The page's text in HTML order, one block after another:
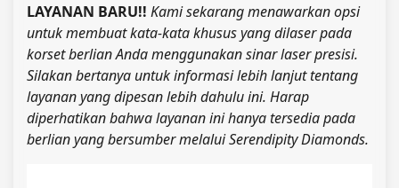
LAYANAN BARU!! Kami sekarang menawarkan opsi
untuk membuat kata-kata khusus yang dilaser pada
korset berlian Anda menggunakan sinar laser presisi.
Silakan bertanya untuk informasi lebih lanjut tentang
layanan yang dipesan lebih dahulu ini. Harap
diperhatikan bahwa layanan ini hanya tersedia pada
berlian yang bersumber melalui Serendipity Diamonds.